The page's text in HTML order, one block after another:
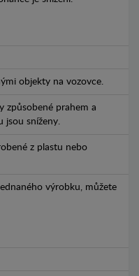
objekty na vozovce.
způsobené prahem a
jsou sníženy.
z plastu nebo
výrobku, můžete